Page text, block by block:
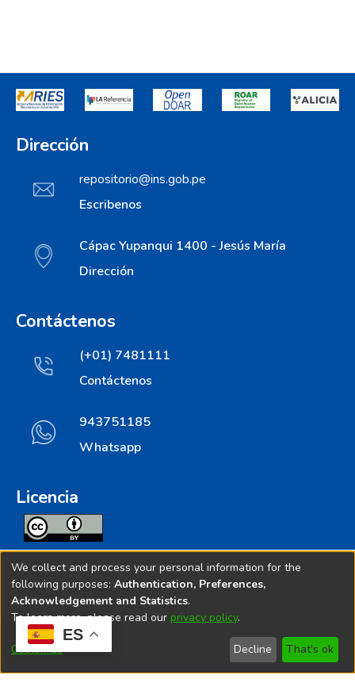
ES
Dirección
repositorio@ins.gob.pe
Escribenos
Cápac Yupanqui 1400 - Jesús María
Dirección
Contáctenos
(+01) 7481111
Contáctenos
943751185
Whatsapp
Licencia
Todos los contenidos de repositorio.ins.gob.pe estan
licenciados bajo
Creative Commoms License
© 2025. Instituto Nacional de Salud - Implementado por
We collect and process your personal information for the
following purposes: Authentication, Preferences,
Acknowledgement and Statistics.
To learn more, please read our privacy policy.
Customize Decline That's ok